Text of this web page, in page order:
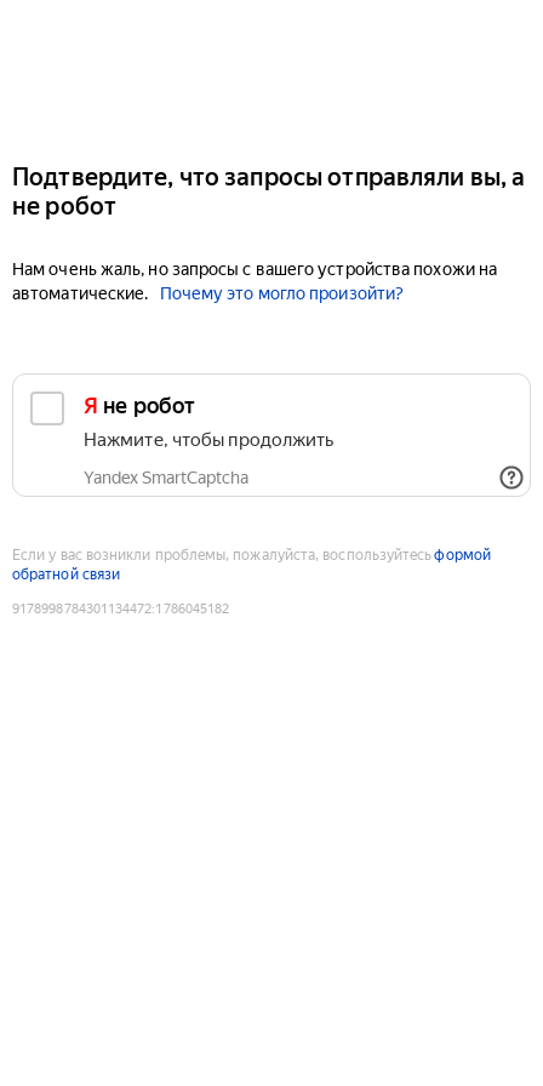
Подтвердите, что запросы отправляли вы, а
не робот
Нам очень жаль, но запросы с вашего устройства похожи на
автоматические.
Почему это могло произойти?
Я не робот
Нажмите, чтобы продолжить
Yandex SmartCaptcha
Если у вас возникли проблемы, пожалуйста, воспользуйтесьформой
обратной связи
9178998784301134472:1786045182